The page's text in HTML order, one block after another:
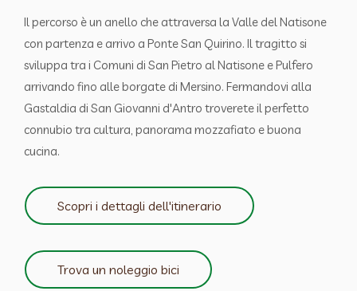
Il percorso è un anello che attraversa la Valle del Natisone
con partenza e arrivo a Ponte San Quirino. Il tragitto si
sviluppa tra i Comuni di San Pietro al Natisone e Pulfero
arrivando fino alle borgate di Mersino. Fermandovi alla
Gastaldia di San Giovanni d'Antro troverete il perfetto
connubio tra cultura, panorama mozzafiato e buona
cucina.
Scopri i dettagli dell'itinerario
Trova un noleggio bici